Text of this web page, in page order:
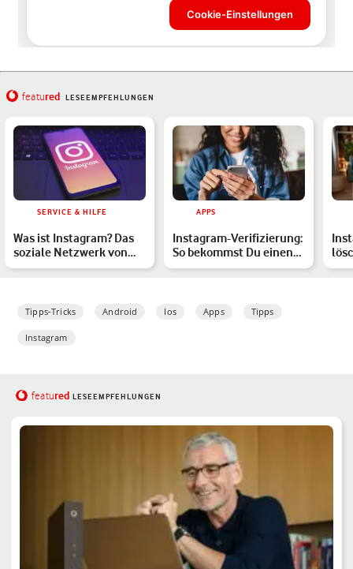
featured LESEEMPFEHLUNGEN
SERVICE & HILFE
Was ist Instagram? Das
soziale Netzwerk von
Meta erklärt
APPS
Instagram-Verifizierung:
So bekommst Du einen
blauen Haken
Tipps-Tricks Android Ios Apps Tipps
Instagram
featured LESEEMPFEHLUNGEN